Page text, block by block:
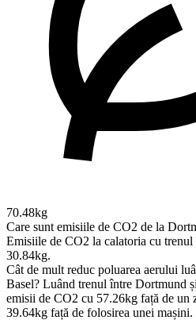
70.48kg
Care sunt emisiile de CO2 de la
Emisiile de CO2 la calatoria cu
30.84kg.
Cât de mult reduc poluarea aerului
Basel? Luând trenul între Dortmund
emisii de CO2 cu 57.26kg față de un
39.64kg față de folosirea unei mașini.